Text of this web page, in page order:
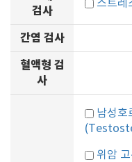
검사
스트레
간염 검사
혈액형 검
사
남성호
위암